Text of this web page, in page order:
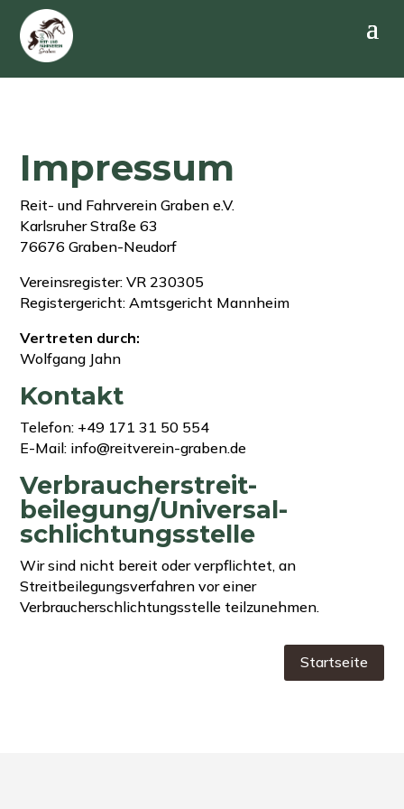
Impressum
Reit- und Fahrverein Graben e.V.
Karlsruher Straße 63
76676 Graben-Neudorf
Vereinsregister: VR 230305
Registergericht: Amtsgericht Mannheim
Vertreten durch:
Wolfgang Jahn
Kontakt
Telefon: +49 171 31 50 554
E-Mail: info@reitverein-graben.de
Verbraucher­streit­
beilegung/Universal­
schlichtungs­stelle
Wir sind nicht bereit oder verpflichtet, an
Streitbeilegungsverfahren vor einer
Verbraucherschlichtungsstelle teilzunehmen.
Startseite